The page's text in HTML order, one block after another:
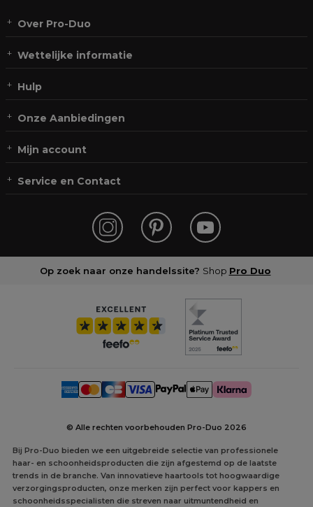
Over Pro-Duo
Wettelijke informatie
Hulp
Onze Aanbiedingen
Mijn account
Service en Contact
Op zoek naar onze handelssite? Shop Pro Duo
© Alle rechten voorbehouden Pro-Duo 2026
Bij Pro-Duo bieden we een uitgebreide selectie van professionele
haar- en schoonheidsproducten die zijn afgestemd op de laatste
trends in de branche. Van innovatieve haartools tot hoogwaardige
verzorgingsproducten, onze merken zijn perfect voor kappers en
schoonheidsspecialisten die streven naar uitmuntendheid en